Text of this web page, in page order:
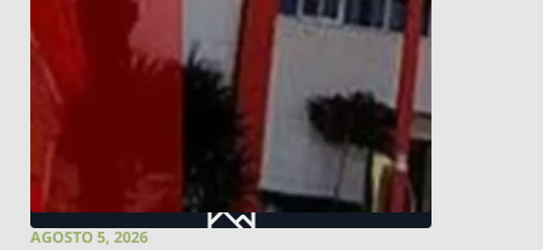
AGOSTO 5, 2026